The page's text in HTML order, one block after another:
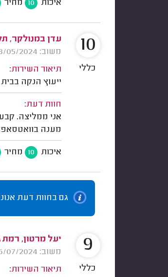
איכות 10 מחיר
עדן במנולקר,
משוב: 18/05/2024
תיאור השירות:
ייעוץ הנקה
חוות דעת:
אני ממליצה.
מענה
איכות 10 מחיר
10
כללי
גם בחוות דעת
יעל מרטון, רמת
משוב: 16/07/2024
תיאור השירות:
9
כללי